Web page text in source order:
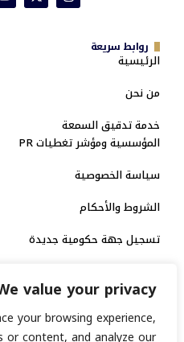
value your privacy
your browsing experience,
or content, and analyze our
روابط سريعة
الرئيسية
من نحن
خدمة تدقيق السمعة
المؤسسية ومؤشر تغطيات PR
سياسة الخصوصية
الشروط والأحكام
تسجيل جهة حكومية جديدة
منصة إخبارية